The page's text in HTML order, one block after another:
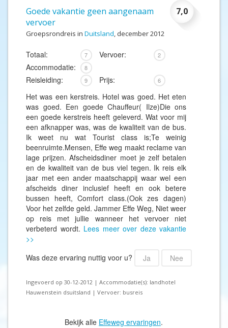
7,0
Goede vakantie geen aangenaam
vervoer
Groepsrondreis in Duitsland, december 2012
Totaal: 7 Vervoer: 2
Accommodatie: 8
Reisleiding: 9 Prijs: 6
Het was een kerstreis. Hotel was goed. Het eten
was goed. Een goede Chauffeur( Ilze)Die ons
een goede kerstreis heeft geleverd. Wat voor mij
een afknapper was, was de kwaliteit van de bus.
Ik weet nu wat Tourist class is;Te weinig
beenruimte.Mensen, Effe weg maakt reclame van
lage prijzen. Afscheidsdiner moet je zelf betalen
en de kwaliteit van de bus viel tegen. Ik reis elk
jaar met een ander maatschappij waar wel een
afscheids diner inclusief heeft en ook betere
bussen heeft, Comfort class.(Ook zes dagen)
Voor het zelfde geld. Jammer Effe Weg, Niet weer
op reis met jullie wanneer het vervoer niet
verbeterd wordt. Lees meer over deze vakantie
>>
Was deze ervaring nuttig voor u?
Ja Nee
Ingevoerd op 30-12-2012 | Accommodatie(s): landhotel
Hauwenstein dsuitsland | Vervoer: busreis
Bekijk alle Effeweg ervaringen.